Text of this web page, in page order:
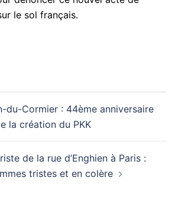
le sol français.
du-Cormier : 44ème anniversaire
la création du PKK
de la rue d’Enghien à Paris :
tristes et en colère